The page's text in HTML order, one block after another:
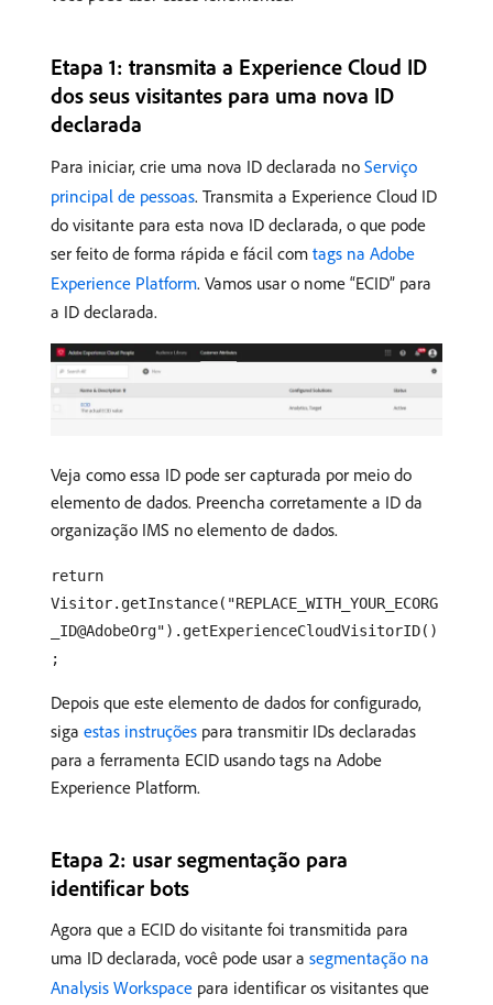
Etapa 1: transmita a Experience Cloud ID
dos seus visitantes para uma nova ID
declarada
Para iniciar, crie uma nova ID declarada no Serviço
principal de pessoas. Transmita a Experience Cloud ID
do visitante para esta nova ID declarada, o que pode
ser feito de forma rápida e fácil com tags na Adobe
Experience Platform. Vamos usar o nome “ECID” para
a ID declarada.
Veja como essa ID pode ser capturada por meio do
elemento de dados. Preencha corretamente a ID da
organização IMS no elemento de dados.
return
Visitor.getInstance("REPLACE_WITH_YOUR_ECORG
_ID@AdobeOrg").getExperienceCloudVisitorID()
;
Depois que este elemento de dados for configurado,
siga estas instruções para transmitir IDs declaradas
para a ferramenta ECID usando tags na Adobe
Experience Platform.
Etapa 2: usar segmentação para
identificar bots
Agora que a ECID do visitante foi transmitida para
uma ID declarada, você pode usar a segmentação na
Analysis Workspace para identificar os visitantes que